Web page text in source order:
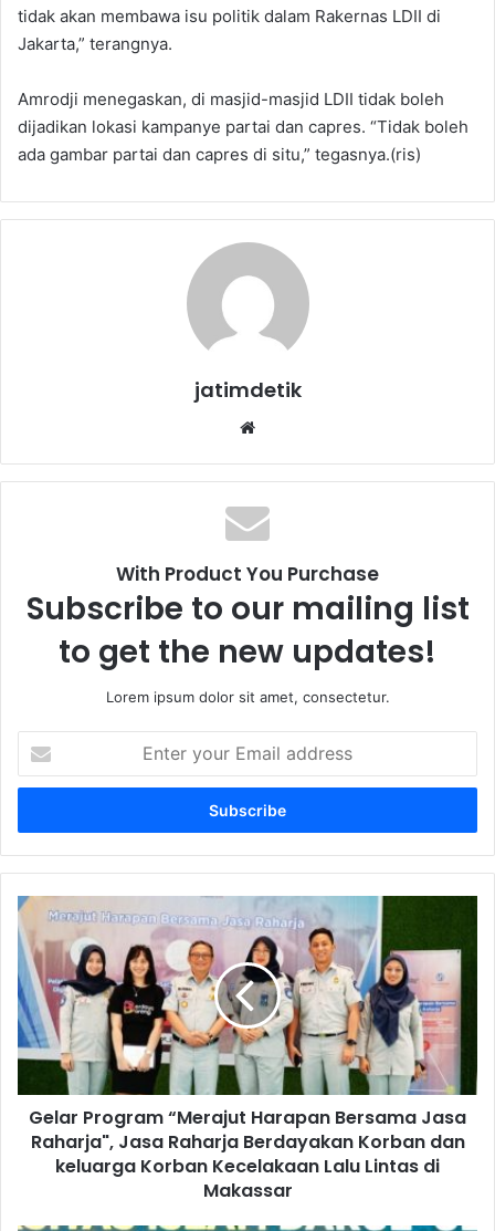
tidak akan membawa isu politik dalam Rakernas LDII di
Jakarta,” terangnya.
Amrodji menegaskan, di masjid-masjid LDII tidak boleh
dijadikan lokasi kampanye partai dan capres. “Tidak boleh
ada gambar partai dan capres di situ,” tegasnya.(ris)
jatimdetik
te
With Product You Purchase
Subscribe to our mailing list
to get the new updates!
Lorem ipsum dolor sit amet, consectetur.
t
r
y
u
r
E
m
a
i
l
G
e
a
r
P
r
g
Gelar Program “Merajut Harapan Bersama Jasa
Raharja", Jasa Raharja Berdayakan Korban dan
keluarga Korban Kecelakaan Lalu Lintas di
Makassar